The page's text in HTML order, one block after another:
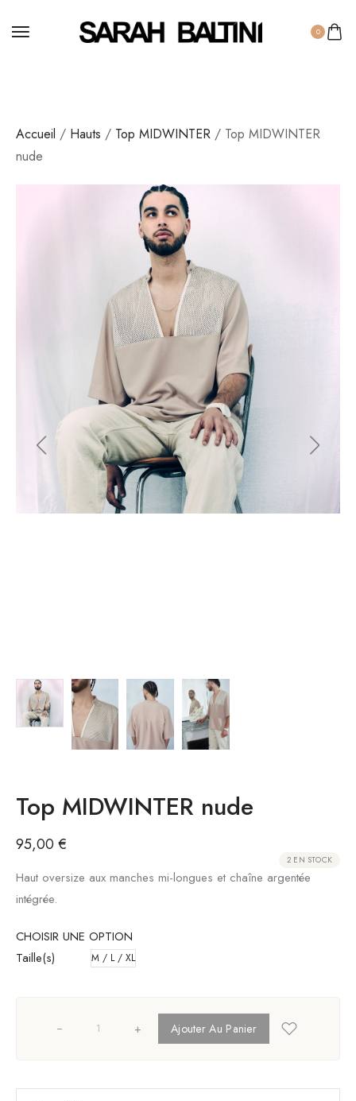
0
Accueil / Hauts / Top MIDWINTER / Top MIDWINTER
nude
Top MIDWINTER nude
95,00 €
2 EN STOCK
Haut oversize aux manches mi-longues et chaîne argentée
intégrée.
CHOISIR UNE OPTION
Taille(s)
M / L / XL
+ Ajouter Au Panier